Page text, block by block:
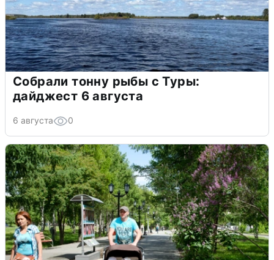
Собрали тонну рыбы с Туры:
дайджест 6 августа
6 августа 0